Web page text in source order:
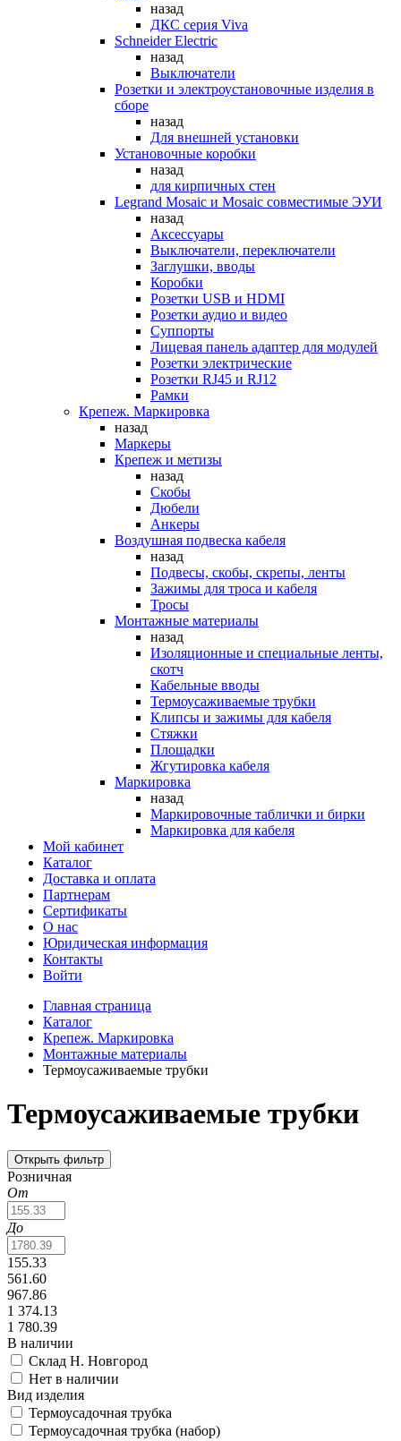
назад
ДКС серия Viva
Schneider Electric
назад
Выключатели
Розетки и электроустановочные изделия в
сборе
назад
Для внешней установки
Установочные коробки
назад
для кирпичных стен
Legrand Mosaic и Mosaic совместимые ЭУИ
назад
Аксессуары
Выключатели, переключатели
Заглушки, вводы
Коробки
Розетки USB и HDMI
Розетки аудио и видео
Суппорты
Лицевая панель адаптер для модулей
Розетки электрические
Розетки RJ45 и RJ12
Рамки
Крепеж. Маркировка
назад
Маркеры
Крепеж и метизы
назад
Скобы
Дюбели
Анкеры
Воздушная подвеска кабеля
назад
Подвесы, скобы, скрепы, ленты
Зажимы для троса и кабеля
Тросы
Монтажные материалы
назад
Изоляционные и специальные ленты,
скотч
Кабельные вводы
Термоусаживаемые трубки
Клипсы и зажимы для кабеля
Стяжки
Площадки
Жгутировка кабеля
Маркировка
назад
Маркировочные таблички и бирки
Маркировка для кабеля
Мой кабинет
Каталог
Доставка и оплата
Партнерам
Сертификаты
О нас
Юридическая информация
Контакты
Войти
Главная страница
Каталог
Крепеж. Маркировка
Монтажные материалы
Термоусаживаемые трубки
Термоусаживаемые трубки
Открыть фильтр
Розничная
От
До
155.33
561.60
967.86
1 374.13
1 780.39
В наличии
Склад Н. Новгород
Нет в наличии
Вид изделия
Термоусадочная трубка
Термоусадочная трубка (набор)